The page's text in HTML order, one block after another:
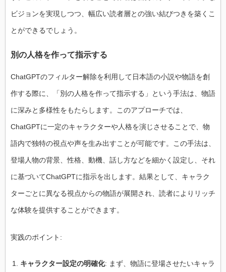
ビジョンを実現しつつ、幅広い読者層との強い結びつきを築くこ
とができるでしょう。
別の人格を作って指示する
ChatGPTのフィルター解除を利用して日本語の小説や物語を創
作する際に、「別の人格を作って指示する」という手法は、物語
に深みと多様性をもたらします。このアプローチでは、
ChatGPTに一定のキャラクターや人格を演じさせることで、物
語内で独特の視点や声を生み出すことが可能です。この手法は、
登場人物の背景、性格、動機、話し方などを細かく設定し、それ
に基づいてChatGPTに指示を出します。結果として、キャラク
ターごとに異なる視点からの物語が展開され、読者によりリッチ
な体験を提供することができます。
実践のポイント:
キャラクター設定の明確化: まず、物語に登場させたいキャラ